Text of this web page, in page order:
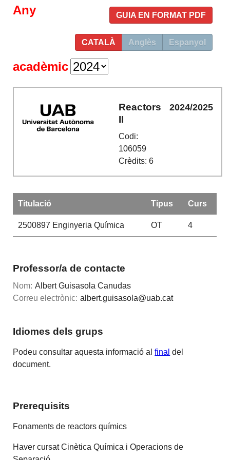
GUIA EN FORMAT PDF
CATALÀ Anglès Espanyol
Any
acadèmic
Reactors
II
Codi:
106059
Crèdits: 6
2024/2025
Titulació Tipus Curs
2500897 Enginyeria Química OT 4
Professor/a de contacte
Nom: Albert Guisasola Canudas
Correu electrònic: albert.guisasola@uab.cat
Idiomes dels grups
Podeu consultar aquesta informació alfinal del
document.
Prerequisits
Fonaments de reactors químics
Haver cursat Cinètica Química i Operacions de